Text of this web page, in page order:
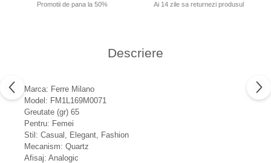
Promotii de pana la 50%
Ai 14 zile sa returnezi produsul
Descriere
Marca: Ferre Milano
Model: FM1L169M0071
Greutate (gr) 65
Pentru: Femei
Stil: Casual, Elegant, Fashion
Mecanism: Quartz
Afisaj: Analogic